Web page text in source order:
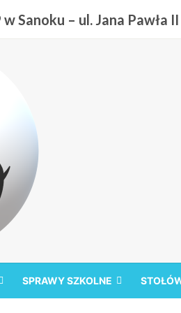
Sanoku – ul. Jana Pawła
nr 9 w
SPRAWY SZKOLNE